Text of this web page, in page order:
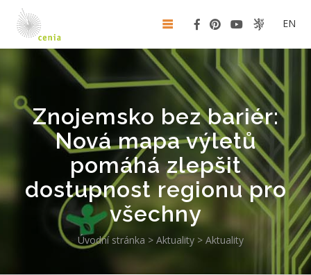
EN
Znojemsko bez bariér:
Nová mapa výletů
pomáhá zlepšit
dostupnost regionu pro
všechny
Úvodní stránka > Aktuality > Aktuality